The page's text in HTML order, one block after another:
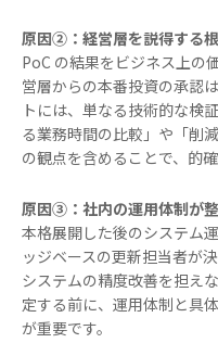
原因②：経営層を説得する
PoC の結果をビジネス上の
営層からの本番投資の承認
トには、単なる技術的な検
る業務時間の比較」や「削
の観点を含めることで、的
原因③：社内の運用体制が
本格展開した後のシステム
ッジベースの更新担当者が
システムの精度改善を担え
定する前に、運用体制と具
が重要です。